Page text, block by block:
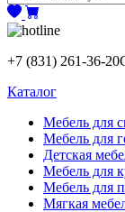
+7 (831) 261-36-20
Каталог
Мебель для
Мебель для
Детская
Мебель для
Мебель для
Мягкая